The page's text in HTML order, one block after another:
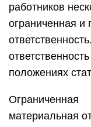
работников
ограниченная и
положениях
Ограниченная
материальная